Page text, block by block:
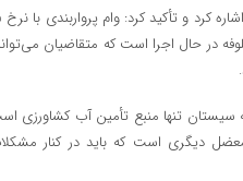
وی با
در حال اجرا است که متقاضیان
سیستان تنها منبع تأمین آب کشاورزی
دیگری است که باید در کنار